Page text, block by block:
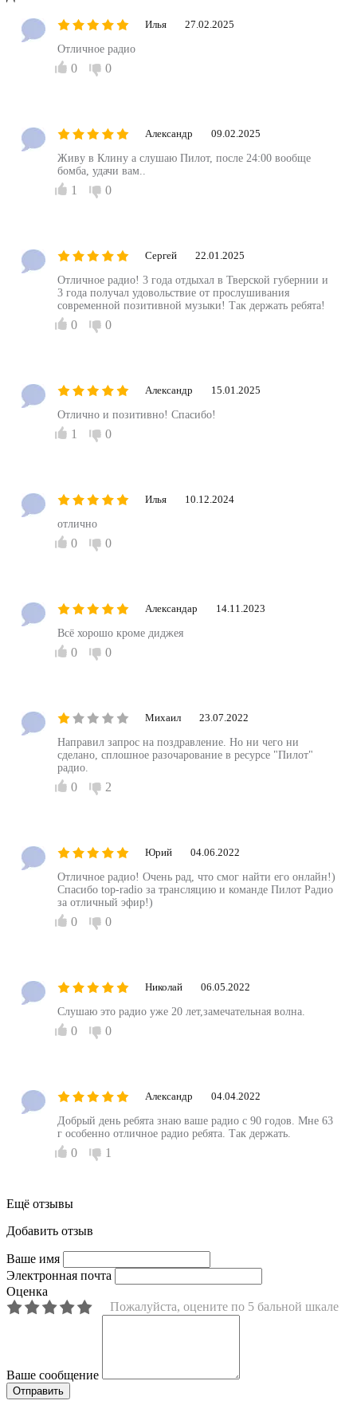
Илья 27.02.2025
Отличное радио
0 0
Александр 09.02.2025
Живу в Клину а слушаю Пилот, после 24:00 вообще
бомба, удачи вам..
1 0
Сергей 22.01.2025
Отличное радио! 3 года отдыхал в Тверской губернии и
3 года получал удовольствие от прослушивания
современной позитивной музыки! Так держать ребята!
0 0
Александр 15.01.2025
Отлично и позитивно! Спасибо!
1 0
Илья 10.12.2024
отлично
0 0
Александар 14.11.2023
Всё хорошо кроме диджея
0 0
Михаил 23.07.2022
Направил запрос на поздравление. Но ни чего ни
сделано, сплошное разочарование в ресурсе "Пилот"
радио.
0 2
Юрий 04.06.2022
Отличное радио! Очень рад, что смог найти его онлайн!)
Спасибо top-radio за трансляцию и команде Пилот Радио
за отличный эфир!)
0 0
Николай 06.05.2022
Слушаю это радио уже 20 лет,замечательная волна.
0 0
Александр 04.04.2022
Добрый день ребята знаю ваше радио с 90 годов. Мне 63
г особенно отличное радио ребята. Так держать.
0 1
Ещё отзывы
Добавить отзыв
Ваше имя
Электронная почта
Оценка
Пожалуйста, оцените по 5 бальной шкале
Ваше сообщение